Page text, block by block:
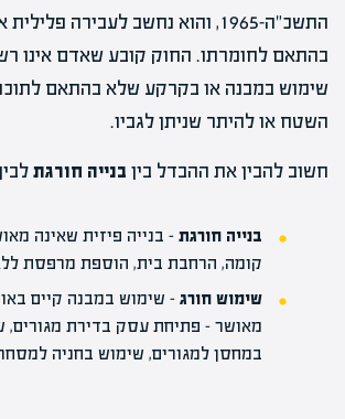
התשכ"ה-1965, והוא נחשב לעבירה
בהתאם לחומרתו. החוק קובע שאדם אינו
שימוש במבנה או בקרקע שלא בהתאם
השטח או להיתר שניתן לגביו.
חשוב להבין את ההבדל בין בנייה חורגת
בנייה חורגת – בנייה פיזית שאינה
קומה, הרחבת בית, הוספת מרפסת
שימוש חורג – שימוש במבנה קיים
מאושר – פתיחת עסק בדירת מגורים,
במחסן למגורים, שימוש בחניה